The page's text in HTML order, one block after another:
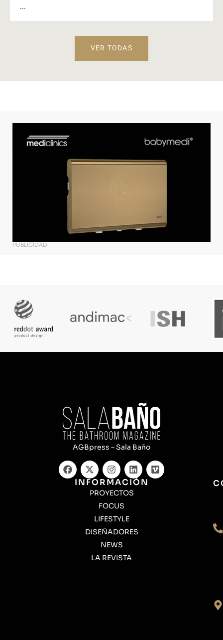
...
VER TODAS
PUBLICIDAD
AGBpress – Sala Baño
INFORMACIÓN
PROYECTOS
FOCUS
LIFESTYLE
DISEÑADORES
NEWS
LA REVISTA